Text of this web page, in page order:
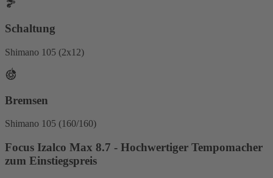
Schaltung
Shimano 105 (2x12)
Bremsen
Shimano 105 (160/160)
Focus Izalco Max 8.7 - Hochwertiger Tempomacher
zum Einstiegspreis